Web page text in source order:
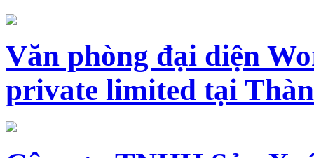
Văn phòng đại diện
private limited tại